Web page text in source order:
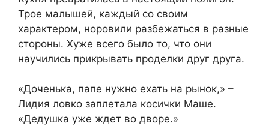
Трое малышей, каждый со своим
характером, норовили разбежаться в разные
стороны. Хуже всего было то, что они
научились прикрывать проделки друг друга.
«Доченька, папе нужно ехать на рынок,» –
Лидия ловко заплетала косички Маше.
«Дедушка уже ждет во дворе.»